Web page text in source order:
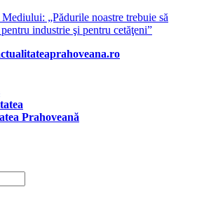
„Pădurile noastre trebuie să
industrie şi pentru cetăţeni”
Prahoveană